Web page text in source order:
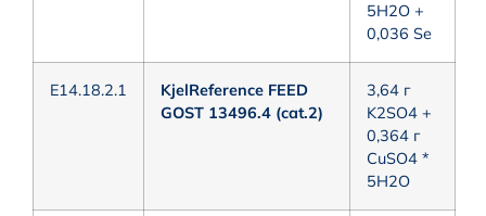
5H2O +
0,036 Se
E14.18.2.1
KjelReference FEED
GOST 13496.4 (cat.2)
3,64 г
K2SO4 +
0,364 г
CuSO4 *
5H2O